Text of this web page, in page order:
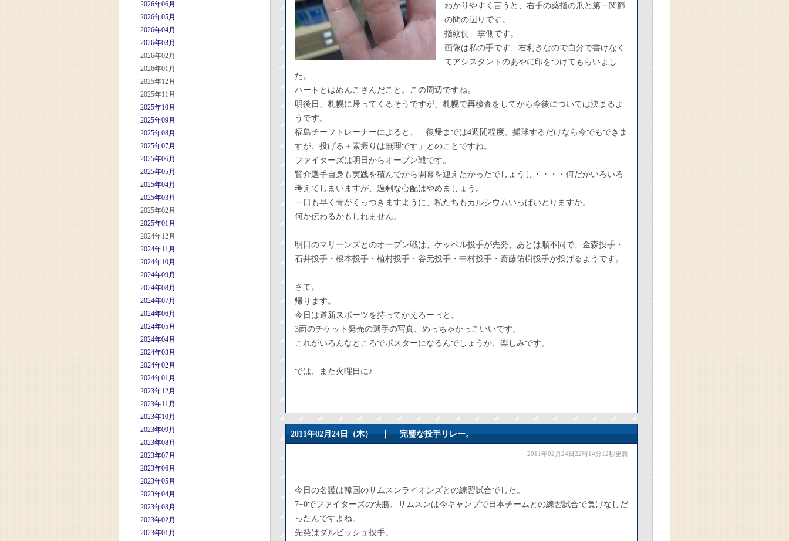
2026年06月
2026年05月
2026年04月
2026年03月
2026年02月
2026年01月
2025年12月
2025年11月
2025年10月
2025年09月
2025年08月
2025年07月
2025年06月
2025年05月
2025年04月
2025年03月
2025年02月
2025年01月
2024年12月
2024年11月
2024年10月
2024年09月
2024年08月
2024年07月
2024年06月
2024年05月
2024年04月
2024年03月
2024年02月
2024年01月
2023年12月
2023年11月
2023年10月
2023年09月
2023年08月
2023年07月
2023年06月
2023年05月
2023年04月
2023年03月
2023年02月
2023年01月
わかりやすく言うと、右手の薬指の爪と第一関節
の間の辺りです。
指紋側、掌側です。
画像は私の手です、右利きなので自分で書けなく
てアシスタントのあやに印をつけてもらいまし
た。
ハートとはめんこさんだこと。この周辺ですね。
明後日、札幌に帰ってくるそうですが、札幌で再検査をしてから今後については決まるよ
うです。
福島チーフトレーナーによると、「復帰までは4週間程度、捕球するだけなら今でもできま
すが、投げる＋素振りは無理です」とのことですね。
ファイターズは明日からオープン戦です。
賢介選手自身も実践を積んでから開幕を迎えたかったでしょうし・・・・何だかいろいろ
考えてしまいますが、過剰な心配はやめましょう。
一日も早く骨がくっつきますように、私たちもカルシウムいっぱいとりますか。
何か伝わるかもしれません。
明日のマリーンズとのオープン戦は、ケッペル投手が先発、あとは順不同で、金森投手・
石井投手・根本投手・植村投手・谷元投手・中村投手・斎藤佑樹投手が投げるようです。
さて。
帰ります。
今日は道新スポーツを持ってかえろーっと。
3面のチケット発売の選手の写真、めっちゃかっこいいです。
これがいろんなところでポスターになるんでしょうか、楽しみです。
では、また火曜日に♪
2011年02月24日（木） ｜完璧な投手リレー。
2011年02月24日22時14分12秒更新
今日の名護は韓国のサムスンライオンズとの練習試合でした。
7−0でファイターズの快勝、サムスンは今キャンプで日本チームとの練習試合で負けなしだ
ったんですよね。
先発はダルビッシュ投手。